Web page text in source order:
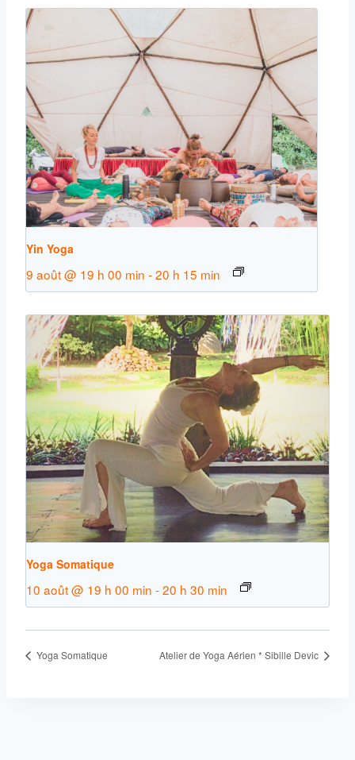
Yin Yoga
9 août @ 19 h 00 min -20 h 15 min
Yoga Somatique
10 août @ 19 h 00 min -20 h 30 min
Yoga Somatique Atelier de Yoga Aérien * Sibille Devic